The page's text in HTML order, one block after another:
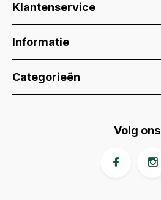
Klantenservice
Informatie
Categorieën
Volg ons